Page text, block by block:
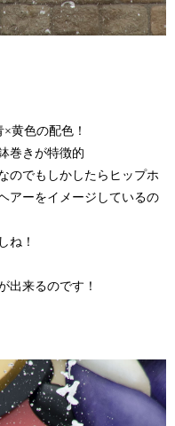
黄色の配色！
巻きが特徴的
のでもしかしたらヒップホ
アーをイメージしているの
ね！
出来るのです！